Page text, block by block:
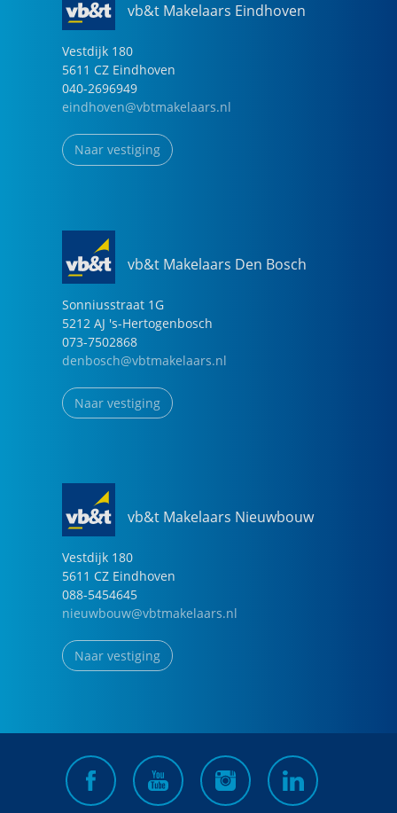
vb&t Makelaars Eindhoven
Vestdijk 180
5611 CZ Eindhoven
040-2696949
eindhoven@vbtmakelaars.nl
Naar vestiging
vb&t Makelaars Den Bosch
Sonniusstraat 1G
5212 AJ 's-Hertogenbosch
073-7502868
denbosch@vbtmakelaars.nl
Naar vestiging
vb&t Makelaars Nieuwbouw
Vestdijk 180
5611 CZ Eindhoven
088-5454645
nieuwbouw@vbtmakelaars.nl
Naar vestiging